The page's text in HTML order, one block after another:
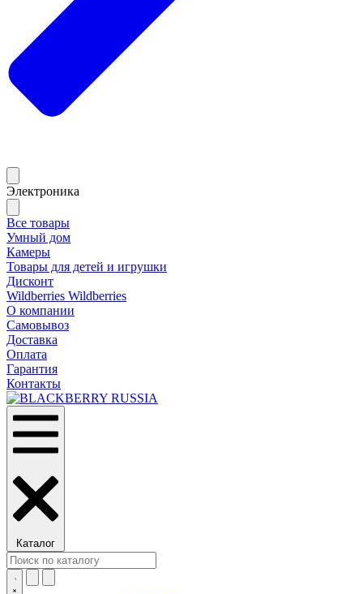
Электроника
Все товары
Умный дом
Камеры
Товары для детей и игрушки
Дисконт
Wildberries Wildberries
О компании
Самовывоз
Доставка
Оплата
Гарантия
Контакты
Каталог